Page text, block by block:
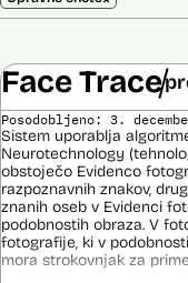
Face Trace
Posodobljeno: 3.
Sistem uporablja
Neurotechnology
obstoječo Evidenco
razpoznavnih znakov,
znanih oseb v Evidenci
podobnostih obraza. V
fotografije, ki v
mora strokovnjak za